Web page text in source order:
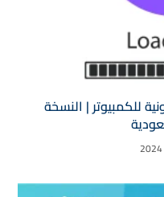
للكمبيوتر | النسخة